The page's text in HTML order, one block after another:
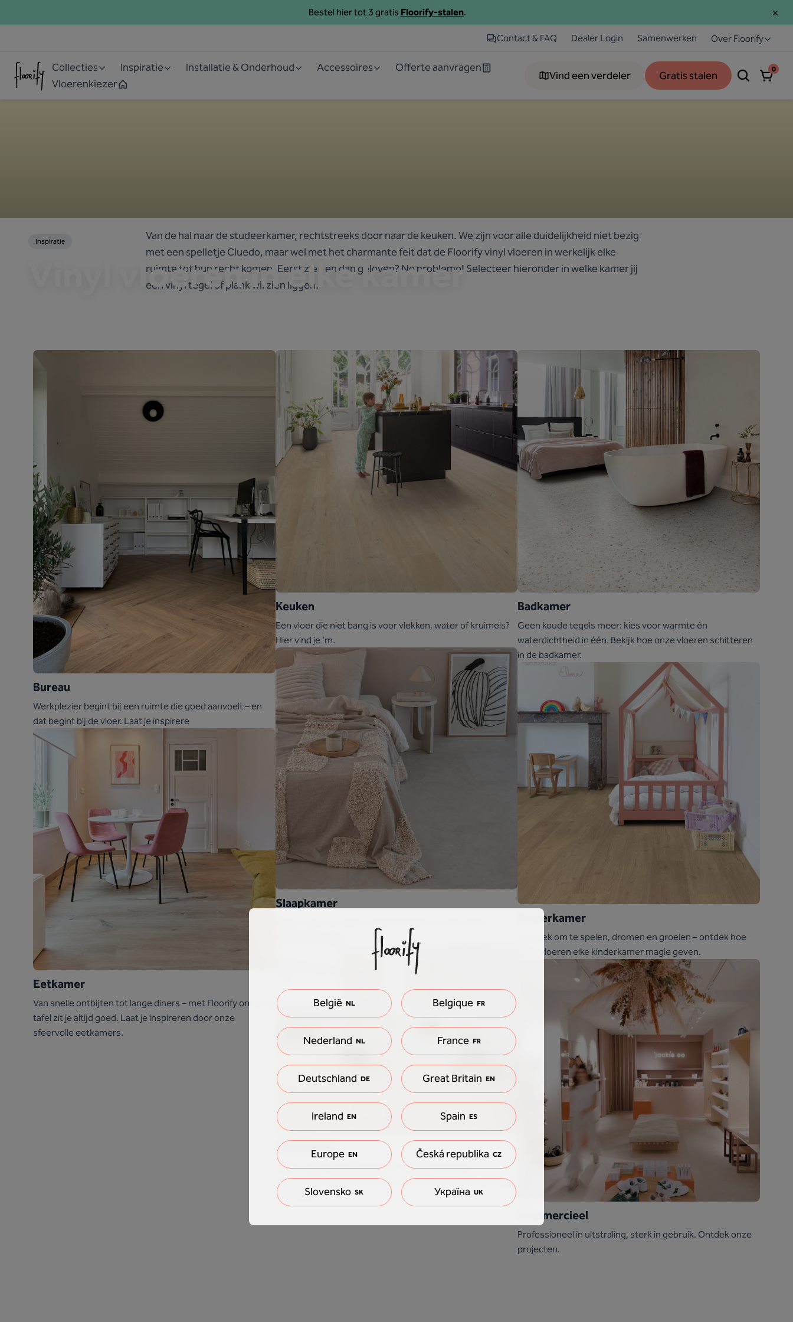
Bestel hier tot 3 gratis Floorify-stalen.
Contact & FAQ Dealer Login Samenwerken Over Floorify
Collecties Inspiratie Installatie & Onderhoud Accessoires
Offerte aanvragen
Vloerenkiezer
Vind een verdeler Gratis stalen 0
Inspiratie
Vinyl vloeren in elke kamer
Van de hal naar de studeerkamer, rechtstreeks door naar de keuken. We zijn voor alle duidelijkheid niet bezig
met een spelletje Cluedo, maar wel met het charmante feit dat de Floorify vinyl vloeren in werkelijk elke
ruimte tot hun recht komen. Eerst zien en dan geloven? No problemo! Selecteer hieronder in welke kamer jij
een vinyl tegel of plank wil zien liggen.
Bureau
Werkplezier begint bij een ruimte die goed aanvoelt – en
dat begint bij de vloer. Laat je inspirere
Eetkamer
Van snelle ontbijten tot lange diners – met Floorify onder je
tafel zit je altijd goed. Laat je inspireren door onze
sfeervolle eetkamers.
Keuken
Een vloer die niet bang is voor vlekken, water of kruimels?
Hier vind je ‘m.
Slaapkamer
Woonkamer
Warm, stijlvol én gezinsproof? Ontdek hoe onze
vinylvloeren elke woonkamer omtoveren tot een gezellige
blikvanger.
Badkamer
Geen koude tegels meer: kies voor warmte én
waterdichtheid in één. Bekijk hoe onze vloeren schitteren
in de badkamer.
Kinderkamer
Een plek om te spelen, dromen en groeien – ontdek hoe
onze vloeren elke kinderkamer magie geven.
Commercieel
Professioneel in uitstraling, sterk in gebruik. Ontdek onze
projecten.
België NL Belgique FR
Nederland NL France FR
Deutschland DE Great Britain EN
Ireland EN Spain ES
Europe EN Česká republika CZ
Slovensko SK Україна UK